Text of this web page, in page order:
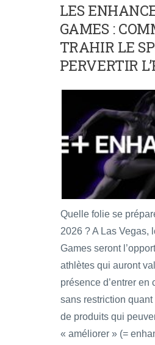
LES
GAMES :
TRAHIR LE
PERVERTIR
Quelle folie se
2026 ? A Las Vegas,
Games seront
athlètes qui auront
présence d’entrer en
sans restriction quant
de produits qui
« améliorer » (=